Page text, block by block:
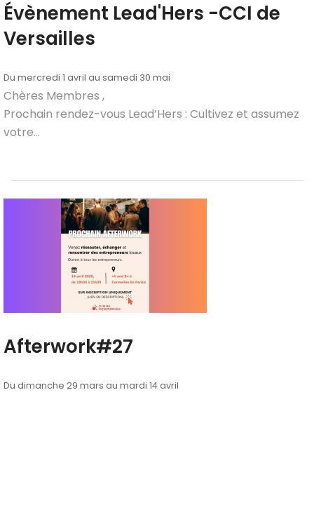
Évènement Lead'Hers -CCI de
Versailles
Du mercredi 1 avril au samedi 30 mai
Chères Membres ,
Prochain rendez-vous Lead’Hers : Cultivez et assumez
votre...
Afterwork#27
Du dimanche 29 mars au mardi 14 avril